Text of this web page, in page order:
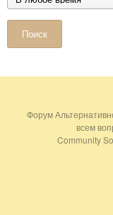
Поиск
Форум
всем
Community